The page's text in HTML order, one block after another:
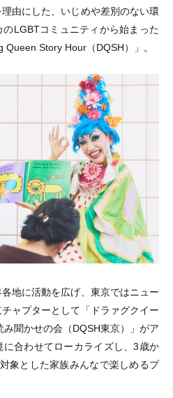
理由にした、いじめや差別のない環
LGBTコミュニティから始まった
Queen Story Hour （DQSH） 」 。
地に活動を広げ、東京ではニュー
ャプターとして 「 ドラァグクイー
み聞かせの会 （DQSH東京） 」 がア
に合わせてローカライズし、3歳か
象とした家族みんなで楽しめるプ